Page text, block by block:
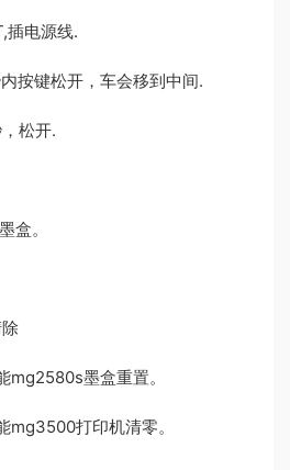
插电源线.
按键松开，车会移到中间.
松开.
盒。
mg2580s墨盒重置。
mg3500打印机清零。